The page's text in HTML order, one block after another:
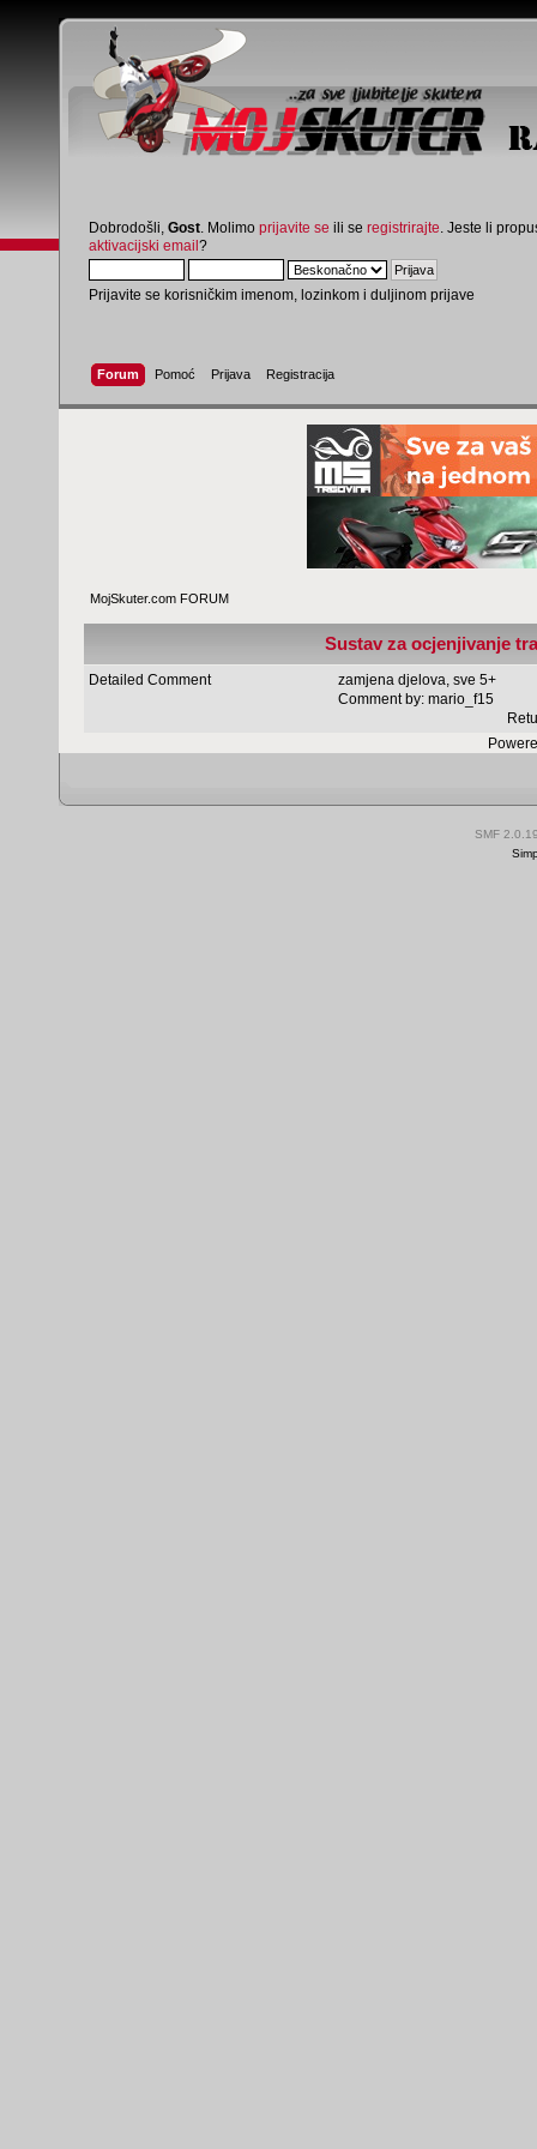
Dobrodošli, Gost . Molimo prijavite se ili se registrirajte . Jeste li
aktivacijski email?
Prijavite se korisničkim imenom, lozinkom i duljinom prijave
Forum Pomoć Prijava Registracija
MojSkuter.com FORUM
Sustav za ocjenjivanje
Detailed Comment
zamjena djelova, sve 5+
Comment by: mario_f15
SMF